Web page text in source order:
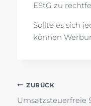
EStG zu
Sollte es sich
können
ZURÜCK
Umsatzsteuerfreie